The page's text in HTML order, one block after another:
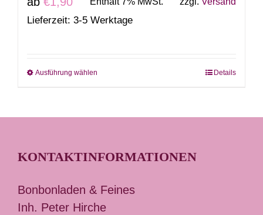
Lieferzeit: 3-5 Werktage
Ausführung wählen
auf.
Details
KONTAKTINFORMATIONEN
Bonbonladen & Feines
Inh. Peter Hirche